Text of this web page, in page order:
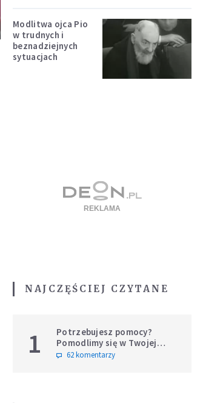
Modlitwa ojca Pio
w trudnych i
beznadziejnych
sytuacjach
NAJCZĘŚCIEJ CZYTANE
1
Potrzebujesz pomocy?
Pomodlimy się w Twojej
intencji
62 komentarzy